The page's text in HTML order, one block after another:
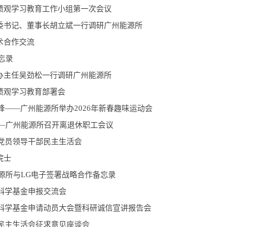
学习教育工作小组第一次会议
记、董事长胡立斌一行调研广州能源所
合作交流
录
任吴劲松一行调研广州能源所
观学习教育部署会
——广州能源所举办2026年新春趣味运动会
州能源所召开离退休职工会议
员领导干部民主生活会
士
所与LG电子签署战略合作备忘录
学基金申报交流会
学基金申请动员大会暨科研诚信宣讲报告会
主生活会征求意见座谈会